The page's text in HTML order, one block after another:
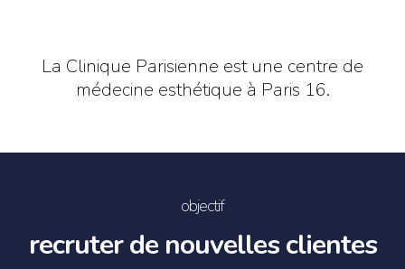
La Clinique Parisienne est une centre de
médecine esthétique à Paris 16.
objectif
recruter de nouvelles clientes